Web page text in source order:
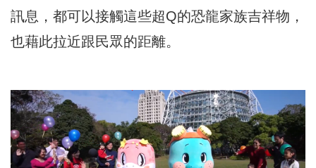
訊息，都可以接觸這些超Q的恐龍家族吉祥物，
也藉此拉近跟民眾的距離。